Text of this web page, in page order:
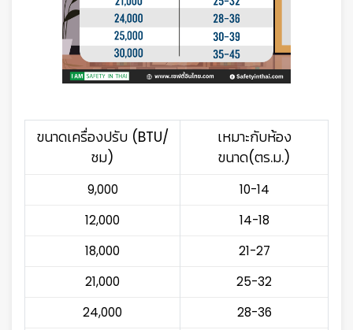
ขนาดเครื่องปรับ (BTU/
ชม)
เหมาะกับห้อง
ขนาด(ตร.ม.)
9,000
10-14
12,000
14-18
18,000
21-27
21,000
25-32
24,000
28-36